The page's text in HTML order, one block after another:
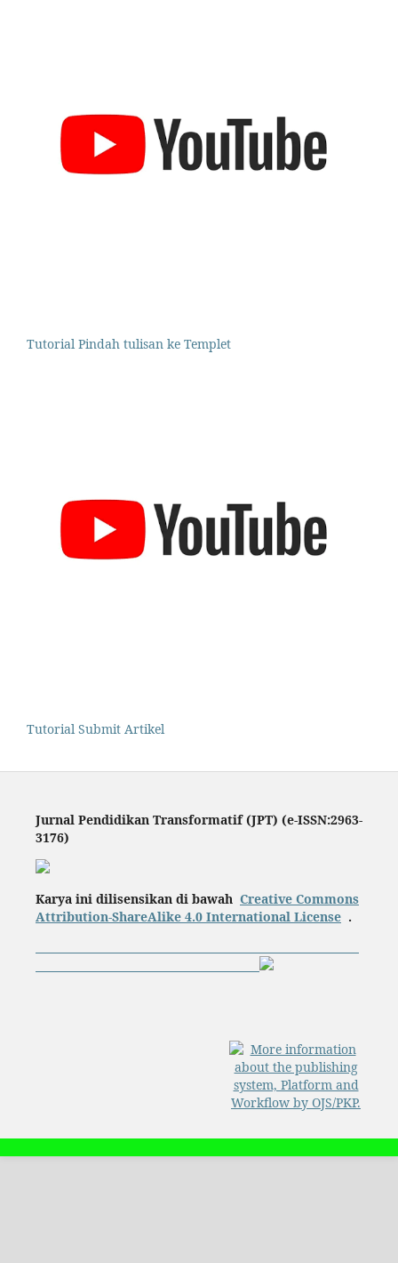
Tutorial Pindah tulisan ke Templet
Tutorial Submit Artikel
Jurnal Pendidikan Transformatif (JPT) (e-ISSN:2963-
3176)
Karya ini dilisensikan di bawah Creative Commons
Attribution-ShareAlike 4.0 International License.